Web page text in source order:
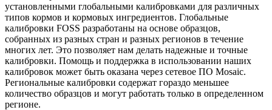
установленными глобальными калибровками для различных
типов кормов и кормовых ингредиентов. Глобальные
калибровки FOSS разработаны на основе образцов,
собранных из разных стран и разных регионов в течение
многих лет. Это позволяет нам делать надежные и точные
калибровки. Помощь и поддержка в использовании наших
калибровок может быть оказана через сетевое ПО Mosaic.
Региональные калибровки содержат гораздо меньшее
количество образцов и могут работать только в определенном
регионе.